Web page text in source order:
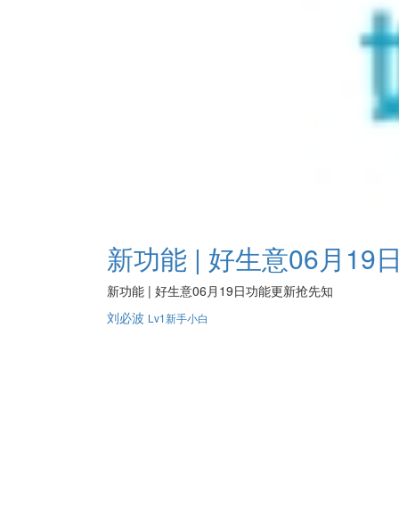
新功能 | 好生意06月19
新功能 | 好生意06月19日功能更新抢先知
刘必波 Lv1新手小白